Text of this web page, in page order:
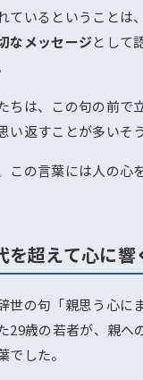
ているということは、
なメッセージとして
ちは、この句の前で
い返すことが多いそ
この言葉には人の心
を超えて心に
世の句「親思う心に
29歳の若者が、親へ
でした。